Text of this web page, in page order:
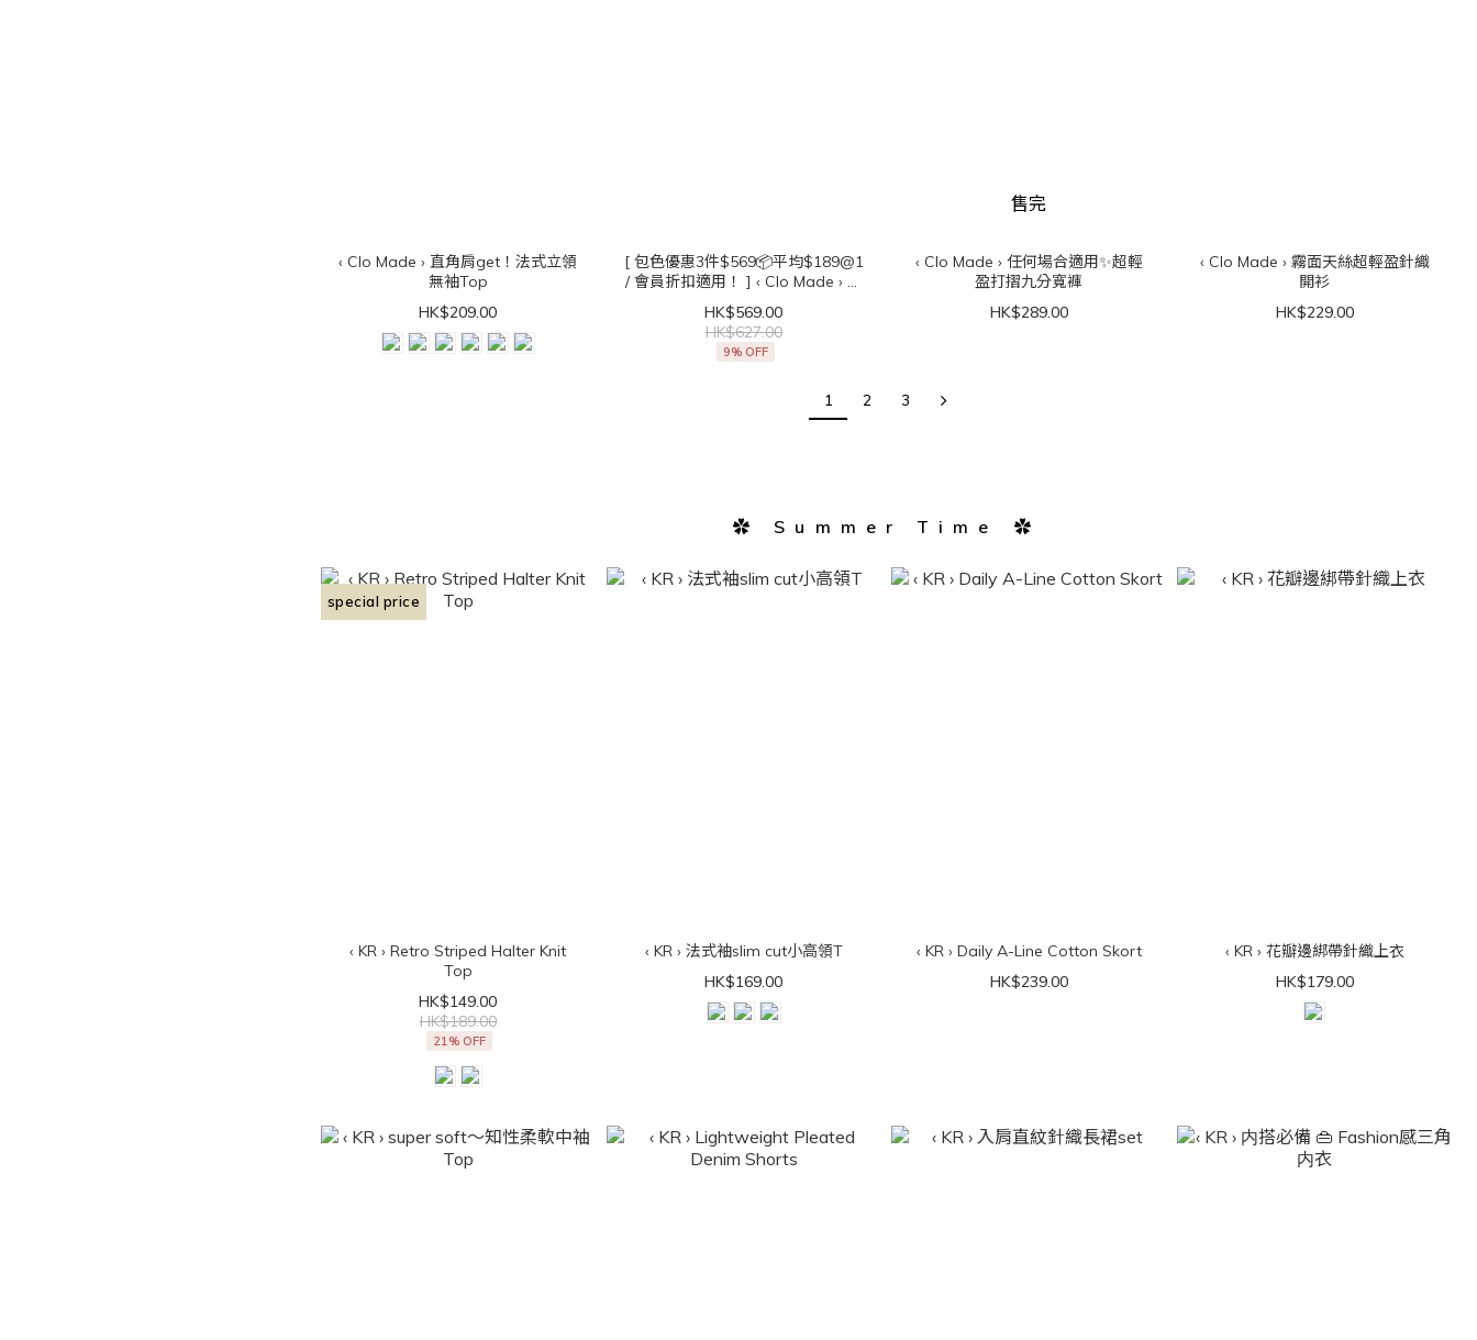
‹ Clo Made › 直角肩get！法式立領
無袖Top
HK$209.00
[ 包色優惠3件$569📦平均$189@1
/ 會員折扣適用！ ] ‹ Clo Made › 直
角肩get！法式立領無袖Top
HK$569.00
HK$627.00
9% OFF
售完
‹ Clo Made › 任何場合適用✨超輕
盈打摺九分寬褲
HK$289.00
‹ Clo Made › 霧面天絲超輕盈針織
開衫
HK$229.00
1 2 3
✿ Summer Time ✿
special price
‹ KR › Retro Striped Halter Knit
Top
HK$149.00
HK$189.00
21% OFF
‹ KR › 法式袖slim cut小高領T
HK$169.00
‹ KR › Daily A-Line Cotton Skort
HK$239.00
‹ KR › 花瓣邊綁帶針織上衣
HK$179.00